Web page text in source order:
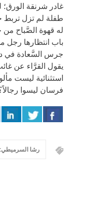
غادر شرنقة
طفلة لم تزل تربط
له قهوة الصَّباح من
باب انتظارها
جرس السَّعادة في
يقول القرَّاء عن
استثنائية ليست
فرسان ليسوا
رشا السرميطي: featured